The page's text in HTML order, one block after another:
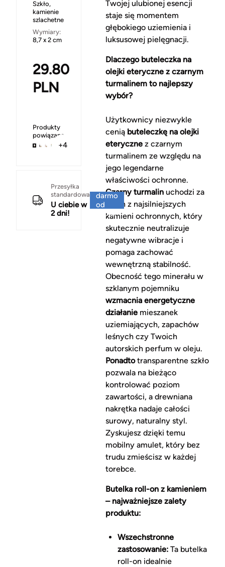
Szkło,
kamienie
szlachetne
Wymiary:
8,7 x 2 cm
29.80
PLN
Produkty
powiązane
+4
Przesyłka
standardowa
U ciebie w
2 dni!
darmo
od
150 zł
Twojej ulubionej esencji
staje się momentem
głębokiego uziemienia i
luksusowej pielęgnacji.
Dlaczego buteleczka na
olejki eteryczne z czarnym
turmalinem to najlepszy
wybór?
Użytkownicy niezwykle
cenią buteleczkę na olejki
eterycznez czarnym
turmalinem ze względu na
jego legendarne
właściwości ochronne.
Czarny turmalinuchodzi za
jeden z najsilniejszych
kamieni ochronnych, który
skutecznie neutralizuje
negatywne wibracje i
pomaga zachować
wewnętrzną stabilność.
Obecność tego minerału w
szklanym pojemniku
wzmacnia energetyczne
działaniemieszanek
uziemiających, zapachów
leśnych czy Twoich
autorskich perfum w oleju.
Ponadtotransparentne szkło
pozwala na bieżąco
kontrolować poziom
zawartości, a drewniana
nakrętka nadaje całości
surowy, naturalny styl.
Zyskujesz dzięki temu
mobilny amulet, który bez
trudu zmieścisz w każdej
torebce.
Butelka roll-on z kamieniem
– najważniejsze zalety
produktu:
Wszechstronne
zastosowanie:Ta butelka
roll-on idealnie